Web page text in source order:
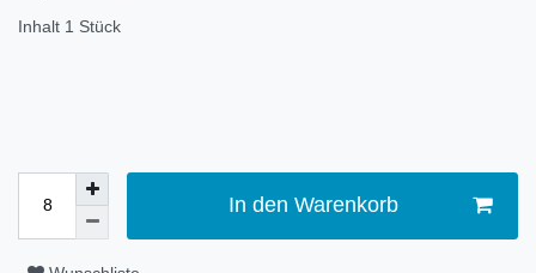
Inhalt 1 Stück
In den Warenkorb